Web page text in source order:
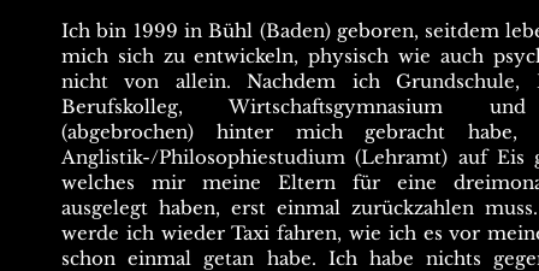
Ich bin 1999 in Bühl (Baden) geboren, seitdem
mich sich zu entwickeln, physisch wie auch
nicht von allein. Nachdem ich Grundschule,
Berufskolleg, Wirtschaftsgymnasium und
(abgebrochen) hinter mich gebracht
Anglistik-/Philosophiestudium (Lehramt) auf Eis
welches mir meine Eltern für eine
ausgelegt haben, erst einmal zurückzahlen
werde ich wieder Taxi fahren, wie ich es vor
schon einmal getan habe. Ich habe nichts